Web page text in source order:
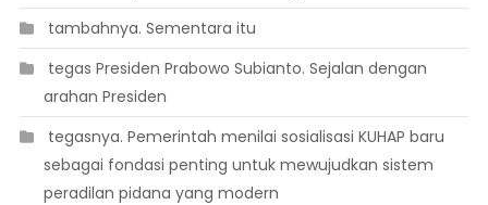
 tambahnya. Sementara itu
 tegas Presiden Prabowo Subianto. Sejalan dengan
arahan Presiden
 tegasnya. Pemerintah menilai sosialisasi KUHAP baru
sebagai fondasi penting untuk mewujudkan sistem
peradilan pidana yang modern